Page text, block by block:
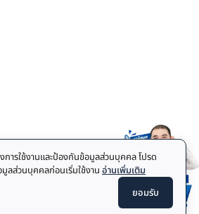
การใช้งานและป้องกันข้อมูลส่วนบุคคล โปรด
ลส่วนบุคคลก่อนเริ่มใช้งาน อ่านเพิ่มเติม
ยอมรับ